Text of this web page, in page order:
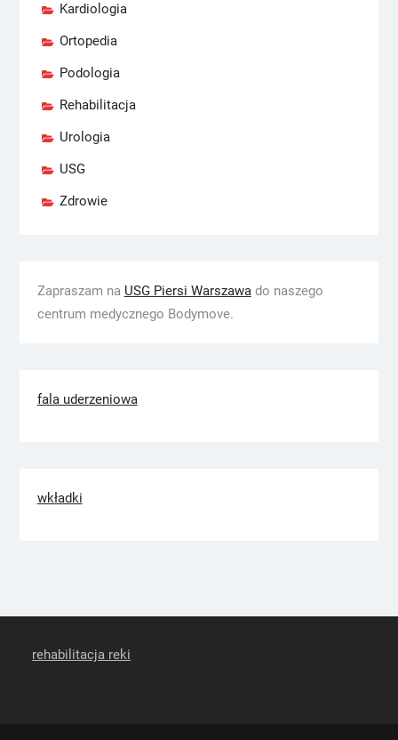
Kardiologia
Ortopedia
Podologia
Rehabilitacja
Urologia
USG
Zdrowie
Zapraszam na USG Piersi Warszawado naszego
centrum medycznego Bodymove.
fala uderzeniowa
wkładki
rehabilitacja reki